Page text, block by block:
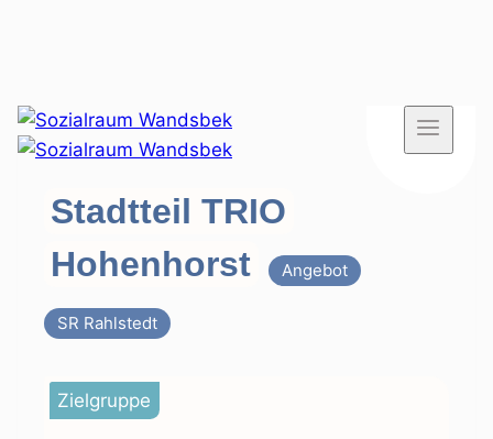
Zum
Inhalt
Stadtteil TRIO
Hohenhorst
Angebot
SR Rahlstedt
Zielgruppe